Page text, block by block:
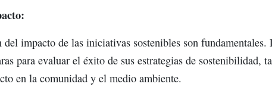
impacto de las iniciativas sostenibles son fundamentales.
para evaluar el éxito de sus estrategias de sostenibilidad,
en la comunidad y el medio ambiente.